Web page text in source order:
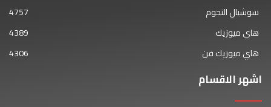
سوشيال النجوم
4757
هاي ميوزيك
4389
هاي ميوزيك فن
4306
اشهر الاقسام